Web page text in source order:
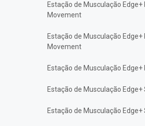
Estação de Musculação
Movement
Estação de Musculação Edge+
Movement
Estação de Musculação
Estação de Musculação
Estação de Musculação